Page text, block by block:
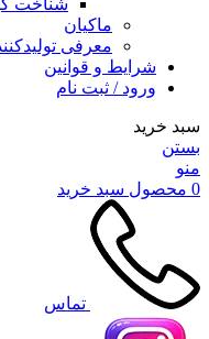
شناخت
ماکیان
معرفی
شرایط و قوانین
ورود / ثبت نام
سبد خرید
بستن
منو
0 محصول سبد خرید
تماس